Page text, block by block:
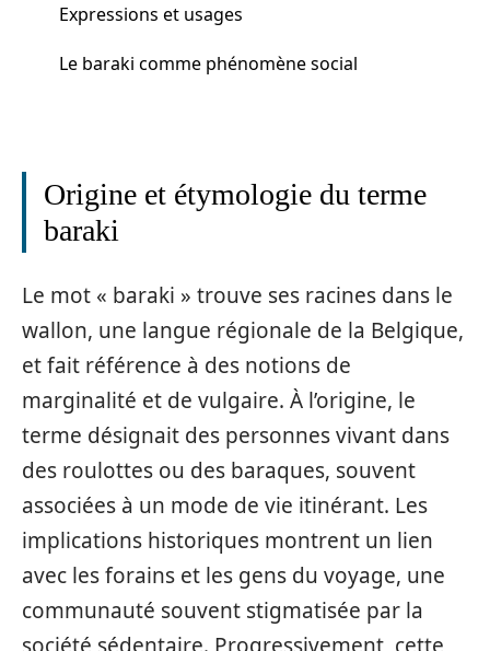
Expressions et usages
Le baraki comme phénomène social
Origine et étymologie du terme
baraki
Le mot « baraki » trouve ses racines dans le
wallon, une langue régionale de la Belgique,
et fait référence à des notions de
marginalité et de vulgaire. À l’origine, le
terme désignait des personnes vivant dans
des roulottes ou des baraques, souvent
associées à un mode de vie itinérant. Les
implications historiques montrent un lien
avec les forains et les gens du voyage, une
communauté souvent stigmatisée par la
société sédentaire. Progressivement, cette